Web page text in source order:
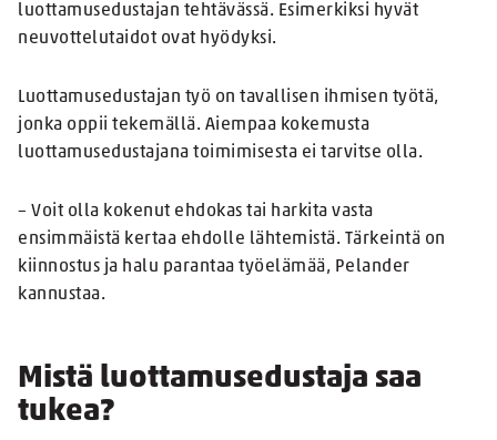
luottamusedustajan tehtävässä. Esimerkiksi hyvät
neuvottelutaidot ovat hyödyksi.
Luottamusedustajan työ on tavallisen ihmisen työtä,
jonka oppii tekemällä. Aiempaa kokemusta
luottamusedustajana toimimisesta ei tarvitse olla.
– Voit olla kokenut ehdokas tai harkita vasta
ensimmäistä kertaa ehdolle lähtemistä. Tärkeintä on
kiinnostus ja halu parantaa työelämää, Pelander
kannustaa.
Mistä luottamusedustaja saa
tukea?